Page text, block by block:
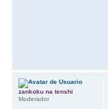
zankoku na tenshi
Moderador